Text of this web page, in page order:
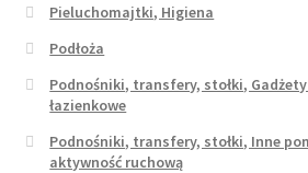
Pieluchomajtki, Higiena
Podłoża
Podnośniki, transfery, stołki,
łazienkowe
Podnośniki, transfery, stołki, Inne
aktywność ruchową